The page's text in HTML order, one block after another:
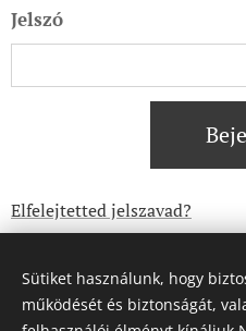
Jelszó
Elfelejtetted jelszavad?
Sütiket használunk, hogy
működését és biztonságát,